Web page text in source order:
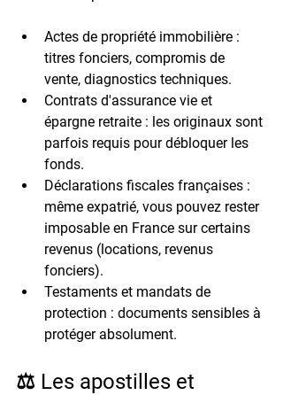
Actes de propriété immobilière :
titres fonciers, compromis de
vente, diagnostics techniques.
Contrats d'assurance vie et
épargne retraite : les originaux sont
parfois requis pour débloquer les
fonds.
Déclarations fiscales françaises :
même expatrié, vous pouvez rester
imposable en France sur certains
revenus (locations, revenus
fonciers).
Testaments et mandats de
protection : documents sensibles à
protéger absolument.
⚖️ Les apostilles et